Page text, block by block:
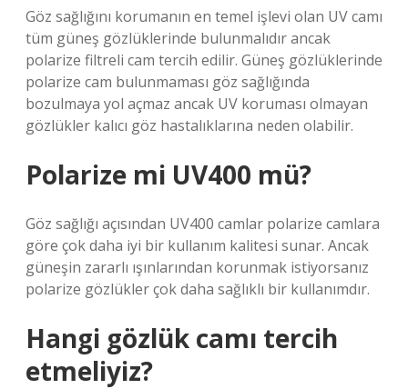
Göz sağlığını korumanın en temel işlevi olan UV camı
tüm güneş gözlüklerinde bulunmalıdır ancak
polarize filtreli cam tercih edilir. Güneş gözlüklerinde
polarize cam bulunmaması göz sağlığında
bozulmaya yol açmaz ancak UV koruması olmayan
gözlükler kalıcı göz hastalıklarına neden olabilir.
Polarize mi UV400 mü?
Göz sağlığı açısından UV400 camlar polarize camlara
göre çok daha iyi bir kullanım kalitesi sunar. Ancak
güneşin zararlı ışınlarından korunmak istiyorsanız
polarize gözlükler çok daha sağlıklı bir kullanımdır.
Hangi gözlük camı tercih
etmeliyiz?